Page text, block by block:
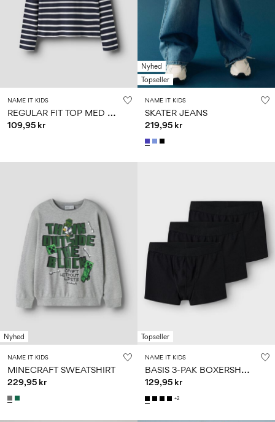
NAME IT KIDS
R
EGULAR FIT TOP MED LANGE ÆRMER
109,95 kr
Nyhed
Topseller
NAME IT KIDS
SKATER JEANS
219,95 kr
Nyhed
NAME IT KIDS
MINECRAFT SWEATSHIRT
229,95 kr
Topseller
NAME IT KIDS
B
ASIS 3-PAK BOXERSHORTS
129,95 kr
+2